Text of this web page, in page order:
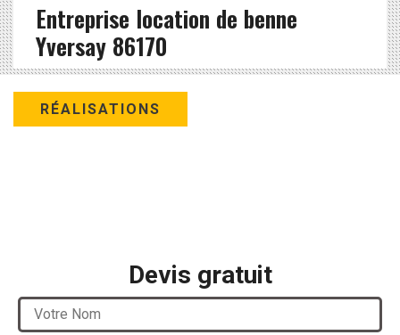
Entreprise location de benne
Yversay 86170
RÉALISATIONS
Devis gratuit